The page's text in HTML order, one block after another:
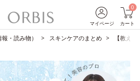
マイページ
0
カート
・読み物） スキンケアのまとめ 【教え